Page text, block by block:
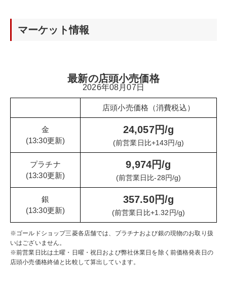
マーケット情報
最新の店頭小売価格
2026年08月07日
店頭小売価格（消費税込）
金
(13:30更新)
24,057円/g
(前営業日比+143円/g)
プラチナ
(13:30更新)
9,974円/g
(前営業日比-28円/g)
銀
(13:30更新)
357.50円/g
(前営業日比+1.32円/g)
※ゴールドショップ三菱各店舗では、プラチナおよび銀の現物のお取り扱
いはございません。
※前営業日比は土曜・日曜・祝日および弊社休業日を除く前価格発表日の
店頭小売価格終値と比較して算出しています。